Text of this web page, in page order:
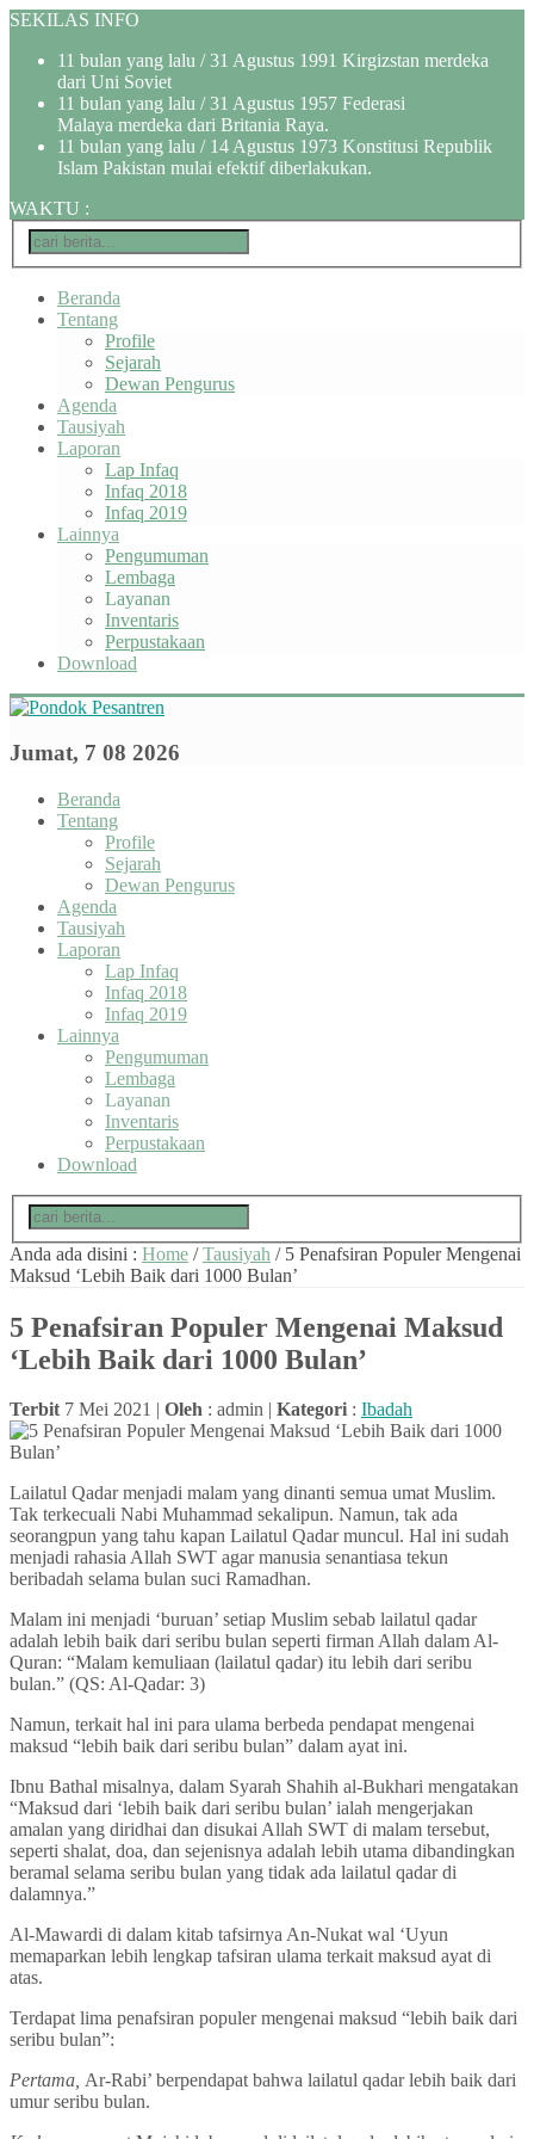
SEKILAS INFO
11 bulan yang lalu / 31 Agustus 1991 Kirgizstan merdeka
dari Uni Soviet
11 bulan yang lalu / 31 Agustus 1957 Federasi
Malaya merdeka dari Britania Raya.
11 bulan yang lalu / 14 Agustus 1973 Konstitusi Republik
Islam Pakistan mulai efektif diberlakukan.
WAKTU :
Beranda
Tentang
Profile
Sejarah
Dewan Pengurus
Agenda
Tausiyah
Laporan
Lap Infaq
Infaq 2018
Infaq 2019
Lainnya
Pengumuman
Lembaga
Layanan
Inventaris
Perpustakaan
Download
Jumat, 7 08 2026
Beranda
Tentang
Profile
Sejarah
Dewan Pengurus
Agenda
Tausiyah
Laporan
Lap Infaq
Infaq 2018
Infaq 2019
Lainnya
Pengumuman
Lembaga
Layanan
Inventaris
Perpustakaan
Download
Anda ada disini : Home /Tausiyah / 5 Penafsiran Populer Mengenai
Maksud ‘Lebih Baik dari 1000 Bulan’
5 Penafsiran Populer Mengenai Maksud
‘Lebih Baik dari 1000 Bulan’
Terbit 7 Mei 2021 | Oleh : admin | Kategori : Ibadah
Lailatul Qadar menjadi malam yang dinanti semua umat Muslim.
Tak terkecuali Nabi Muhammad sekalipun. Namun, tak ada
seorangpun yang tahu kapan Lailatul Qadar muncul. Hal ini sudah
menjadi rahasia Allah SWT agar manusia senantiasa tekun
beribadah selama bulan suci Ramadhan.
Malam ini menjadi ‘buruan’ setiap Muslim sebab lailatul qadar
adalah lebih baik dari seribu bulan seperti firman Allah dalam Al-
Quran: “Malam kemuliaan (lailatul qadar) itu lebih dari seribu
bulan.” (QS: Al-Qadar: 3)
Namun, terkait hal ini para ulama berbeda pendapat mengenai
maksud “lebih baik dari seribu bulan” dalam ayat ini.
Ibnu Bathal misalnya, dalam Syarah Shahih al-Bukhari mengatakan
“Maksud dari ‘lebih baik dari seribu bulan’ ialah mengerjakan
amalan yang diridhai dan disukai Allah SWT di malam tersebut,
seperti shalat, doa, dan sejenisnya adalah lebih utama dibandingkan
beramal selama seribu bulan yang tidak ada lailatul qadar di
dalamnya.”
Al-Mawardi di dalam kitab tafsirnya An-Nukat wal ‘Uyun
memaparkan lebih lengkap tafsiran ulama terkait maksud ayat di
atas.
Terdapat lima penafsiran populer mengenai maksud “lebih baik dari
seribu bulan”:
Pertama, Ar-Rabi’ berpendapat bahwa lailatul qadar lebih baik dari
umur seribu bulan.